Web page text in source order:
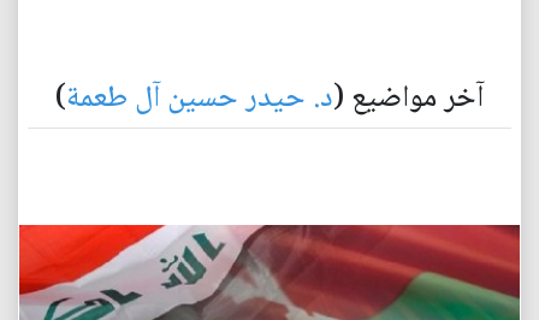
آخر مواضيع (د. حيدر حسين آل طعمة)